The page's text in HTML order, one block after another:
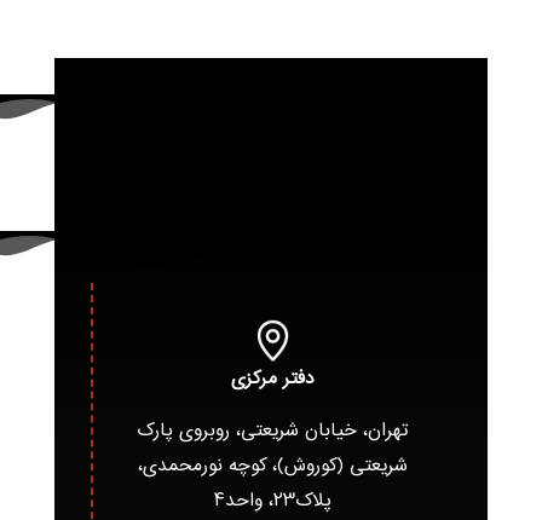
دفتر مرکزی
تهران، خیابان شریعتی، روبروی پارک
شریعتی (کوروش)، کوچه نورمحمدی،
پلاک۲۳، واحد۴